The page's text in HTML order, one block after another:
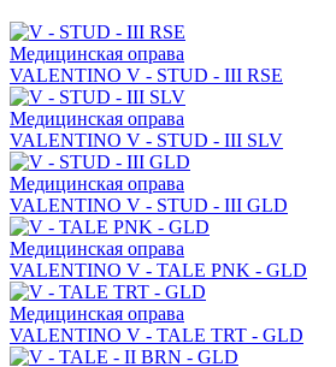
Медицинская оправа
VALENTINO V - STUD - III RSE
Медицинская оправа
VALENTINO V - STUD - III SLV
Медицинская оправа
VALENTINO V - STUD - III GLD
Медицинская оправа
VALENTINO V - TALE PNK - GLD
Медицинская оправа
VALENTINO V - TALE TRT - GLD